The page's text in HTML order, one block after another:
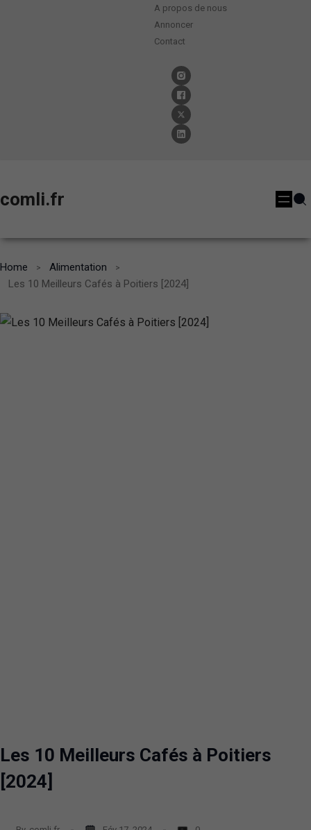
A propos de nous
Annoncer
Contact
comli.fr
Home
Alimentation
Les 10 Meilleurs Cafés à Poitiers [2024]
Les 10 Meilleurs Cafés à Poitiers
[2024]